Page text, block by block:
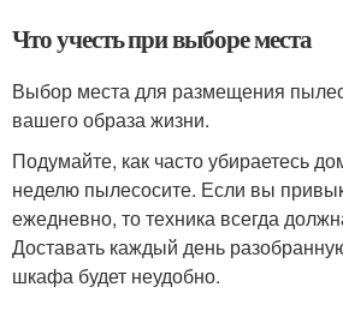
Что учесть при выборе места
Выбор места для размещения
вашего образа жизни.
Подумайте, как часто убираетесь
неделю пылесосите. Если вы
ежедневно, то техника всегда
Доставать каждый день
шкафа будет неудобно.